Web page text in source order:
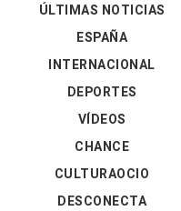
ÚLTIMAS NOTICIAS
ESPAÑA
INTERNACIONAL
DEPORTES
VÍDEOS
CHANCE
CULTURAOCIO
DESCONECTA